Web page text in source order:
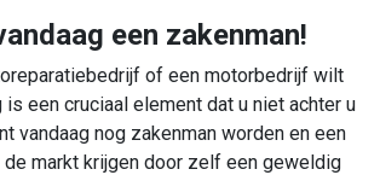
een zakenman!
of een motorbedrijf wilt
is een cruciaal element dat u niet achter u
vandaag nog zakenman worden en een
markt krijgen door zelf een geweldig